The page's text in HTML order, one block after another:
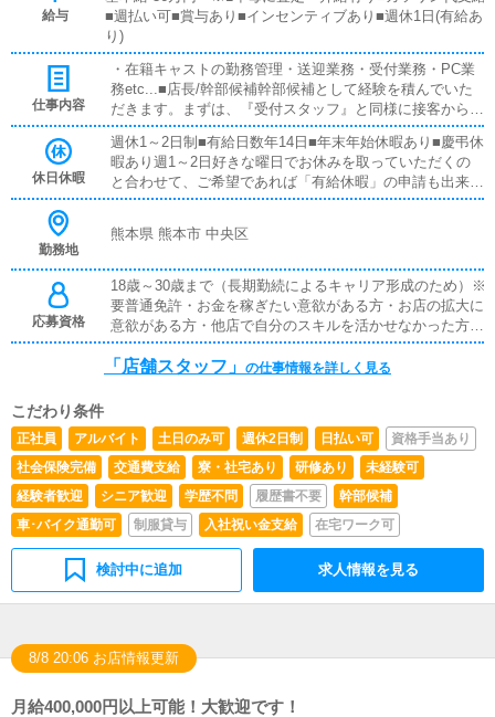
給与
■週払い可■賞与あり■インセンティブあり■週休1日(有給あ
り)
仕事内容
・在籍キャストの勤務管理・送迎業務・受付業務・PC業
務etc...■店長/幹部候補幹部候補として経験を積んでいた
だきます。まずは、『受付スタッフ』と同様に接客から受
付業務を行っていただきます。業務に慣れてきたら、『キ
ャストの管理』や『経営に関わる業務』を順に覚えていた
だきます。早い方だと１年ぐらいで、店長として新しい店
舗の運営をお任せします。■対面接客・受付業務お客様か
ます。予約の確認や、会計作業、注意事項の喚起などをお
業務内容を見ながら徐々に覚えていただきますので、未経
験の方でも安心して働けます。■企画の立案店舗イベント
や店舗運営など様々な企画を提案していただきます。【新
規のお客様の増加】【お客様のリピート率の向上】【キャ
ストの方の入店数の増加】など、売上UPに繋がる施策の
提案を行っていただきます。■キャスト管理お店で働いて
スを行っていただきます。■清掃・備品管理お客様やキャ
ストの方に快適にお過ごしいただくため、店内の清掃や備
品の管理・補充を行っていただきます。■PC更新業務ヘブ
ンネットなど、ポータルサイト等の店舗情報更新作業を行
っていただきます。キャストの出勤情報やイベント、求人
ブログの作成となります。基本的にはボタンを押すだけ
や、ブログの更新時に簡単に文字が入力出来れば問題あり
ません。PCが苦手な人でも簡単にできます。■レタッチ業
務主にPhotoShopを活用した画像のレタッチを行っていた
だきます。ソフトの使用方法や技術は先輩技術が丁寧に指
休日休暇
週休1～2日制■有給日数年14日■年末年始休暇あり■慶弔休
暇あり週1～2日好きな曜日でお休みを取っていただくの
と合わせて、ご希望であれば「有給休暇」の申請も出来ま
す！
勤務地
熊本県 熊本市 中央区
応募資格
18歳～30歳まで（長期勤続によるキャリア形成のため）※
要普通免許・お金を稼ぎたい意欲がある方・お店の拡大に
意欲がある方・他店で自分のスキルを活かせなかった方
等■学歴不問■未経験者歓迎■職種経験者歓迎■ブランクOK
■キャスト経験者も歓迎
「店舗スタッフ」 の仕事情報を詳しく見る
こだわり条件
正社員 アルバイト 土日のみ可 週休2日制 日払い可
資格手当あり
社会保険完備
交通費支給 寮・社宅あり 研修あり
未経験可
経験者歓迎
シニア歓迎 学歴不問 履歴書不要
幹部候補
車･バイク通勤可
制服貸与 入社祝い金支給 在宅ワーク可
検討中に追加 求人情報を見る
8/8 20:06 お店情報更新
月給400,000円以上可能！大歓迎です！